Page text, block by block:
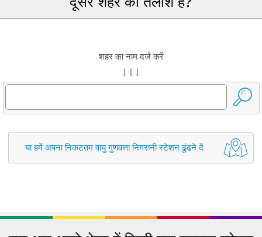
शहर का नाम दर्ज करें
↓ ↓ ↓
या हमें अपना निकटतम वायु गुणवत्ता निगरानी स्टेशन ढूंढने दें